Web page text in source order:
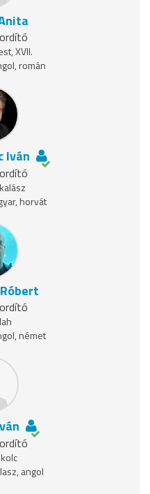
XVII.
román
Iván
horvát
német
angol